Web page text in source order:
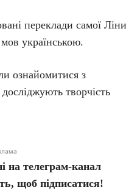
переклади самої Ліни
українською.
ознайомитися з
творчість
на телеграм-канал
щоб підписатися!